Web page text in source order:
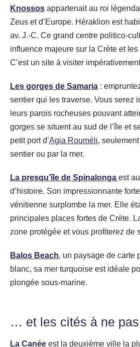
Knossos appartenait au roi
Zeus et d’Europe. Héraklion est
av. J.-C. Ce grand centre politico-
influence majeure sur la Crète et
C’est un site à visiter
Les gorges de Samaria :
sentier qui les traverse. Vous serez
leurs parois rocheuses pouvant
gorges se situent au sud de l’île et
petit port d’Agia Rouméli,
sentier ou par la mer.
La presqu’île de Spinalonga est
d’histoire. Son impressionnante
vénitienne surplombe la mer. Elle
principales places fortes de Crète.
zone protégée et vous profiterez de
Balos Beach, un paysage de carte
blanc, sa mer turquoise est idéale
plongée sous-marine.
… et les cités à ne pas
La Canée est la deuxième ville la